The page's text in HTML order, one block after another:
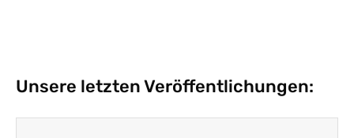
Unsere letzten Veröffentlichungen: